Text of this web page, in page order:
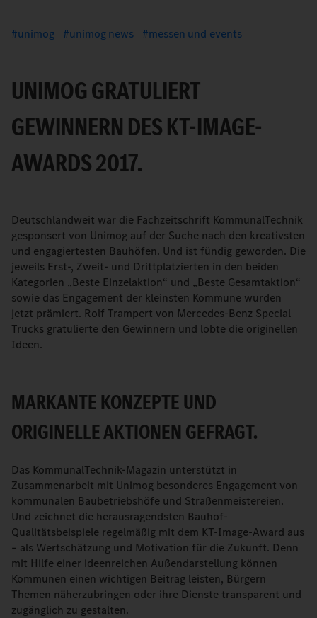
unimog unimog news messen und events
UNIMOG GRATULIERT
GEWINNERN DES KT-IMAGE-
AWARDS 2017.
Deutschlandweit war die Fachzeitschrift KommunalTechnik
gesponsert von Unimog auf der Suche nach den kreativsten
und engagiertesten Bauhöfen. Und ist fündig geworden. Die
jeweils Erst-, Zweit- und Drittplatzierten in den beiden
Kategorien „Beste Einzelaktion“ und „Beste Gesamtaktion“
sowie das Engagement der kleinsten Kommune wurden
jetzt prämiert. Rolf Trampert von Mercedes-Benz Special
Trucks gratulierte den Gewinnern und lobte die originellen
Ideen.
MARKANTE KONZEPTE UND
ORIGINELLE AKTIONEN GEFRAGT.
Das KommunalTechnik-Magazin unterstützt in
Zusammenarbeit mit Unimog besonderes Engagement von
kommunalen Baubetriebshöfe und Straßenmeistereien.
Und zeichnet die herausragendsten Bauhof-
Qualitätsbeispiele regelmäßig mit dem KT‐Image‐Award aus
– als Wertschätzung und Motivation für die Zukunft. Denn
mit Hilfe einer ideenreichen Außendarstellung können
Kommunen einen wichtigen Beitrag leisten, Bürgern
Themen näherzubringen oder ihre Dienste transparent und
zugänglich zu gestalten.